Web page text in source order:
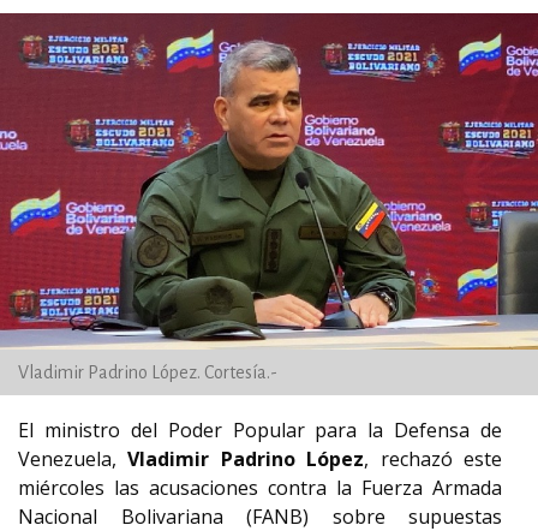
Vladimir Padrino López. Cortesía.-
El ministro del Poder Popular para la Defensa de
Venezuela, Vladimir Padrino López, rechazó este
miércoles las acusaciones contra la Fuerza Armada
Nacional Bolivariana (FANB) sobre supuestas